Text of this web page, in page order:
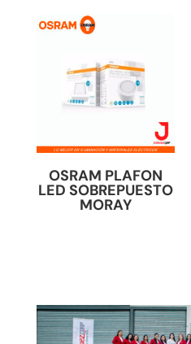
OSRAM PLAFON
LED SOBREPUESTO
MORAY